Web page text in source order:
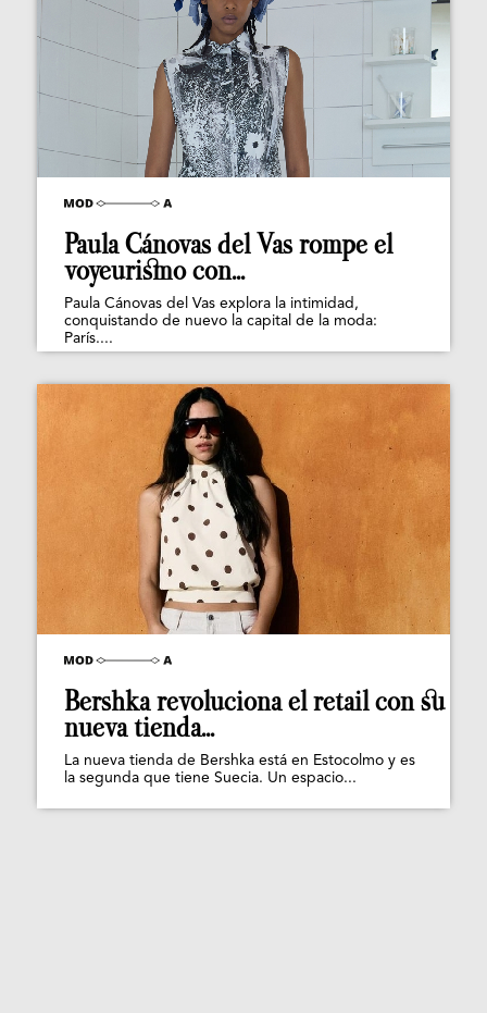
Paula Cánovas del Vas rompe el
voyeurismo con...
Paula Cánovas del Vas explora la intimidad,
conquistando de nuevo la capital de la moda:
París....
Bershka revoluciona el retail con su
nueva tienda...
La nueva tienda de Bershka está en Estocolmo y es
la segunda que tiene Suecia. Un espacio...